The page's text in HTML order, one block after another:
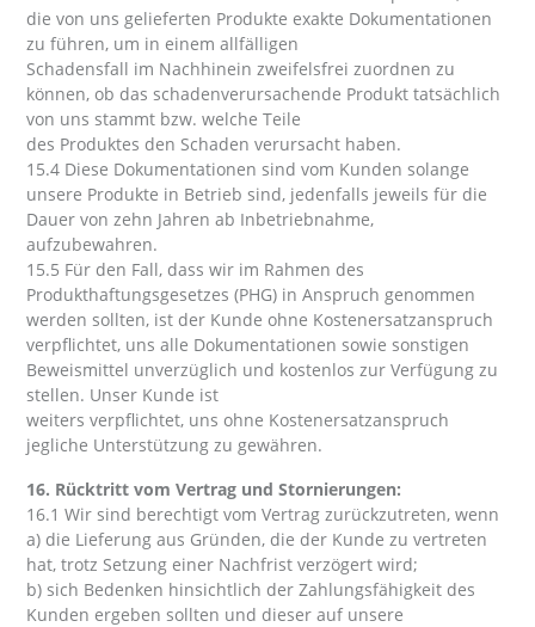
die von uns gelieferten Produkte exakte Dokumentationen
zu führen, um in einem allfälligen
Schadensfall im Nachhinein zweifelsfrei zuordnen zu
können, ob das schadenverursachende Produkt tatsächlich
von uns stammt bzw. welche Teile
des Produktes den Schaden verursacht haben.
15.4 Diese Dokumentationen sind vom Kunden solange
unsere Produkte in Betrieb sind, jedenfalls jeweils für die
Dauer von zehn Jahren ab Inbetriebnahme,
aufzubewahren.
15.5 Für den Fall, dass wir im Rahmen des
Produkthaftungsgesetzes (PHG) in Anspruch genommen
werden sollten, ist der Kunde ohne Kostenersatzanspruch
verpflichtet, uns alle Dokumentationen sowie sonstigen
Beweismittel unverzüglich und kostenlos zur Verfügung zu
stellen. Unser Kunde ist
weiters verpflichtet, uns ohne Kostenersatzanspruch
jegliche Unterstützung zu gewähren.
16. Rücktritt vom Vertrag und Stornierungen:
16.1 Wir sind berechtigt vom Vertrag zurückzutreten, wenn
a) die Lieferung aus Gründen, die der Kunde zu vertreten
hat, trotz Setzung einer Nachfrist verzögert wird;
b) sich Bedenken hinsichtlich der Zahlungsfähigkeit des
Kunden ergeben sollten und dieser auf unsere